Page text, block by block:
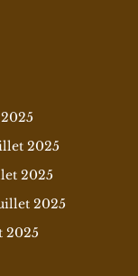
2025
2025
2025
2025